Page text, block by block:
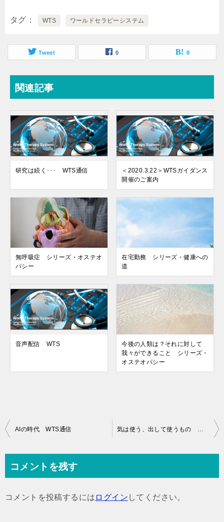
タグ WTS ワールドセラピーシステム
Tweet 0 0
関連記事
研究は続く･･･ WTS通信
＜2020.3.22＞WTSガイダンス
開催のご案内
無呼吸症 シリーズ・オステオ
パシー
在宅勤務 シリーズ・健康への
道
音声配信 WTS
今後の人類は？それに対して
我々ができること シリーズ・
オステオパシー
投
ビ
AIの時代 WTS通信 気は使う、出して使うもの WTS通信
コメントを残す
コメントを投稿するには ログイン してください。